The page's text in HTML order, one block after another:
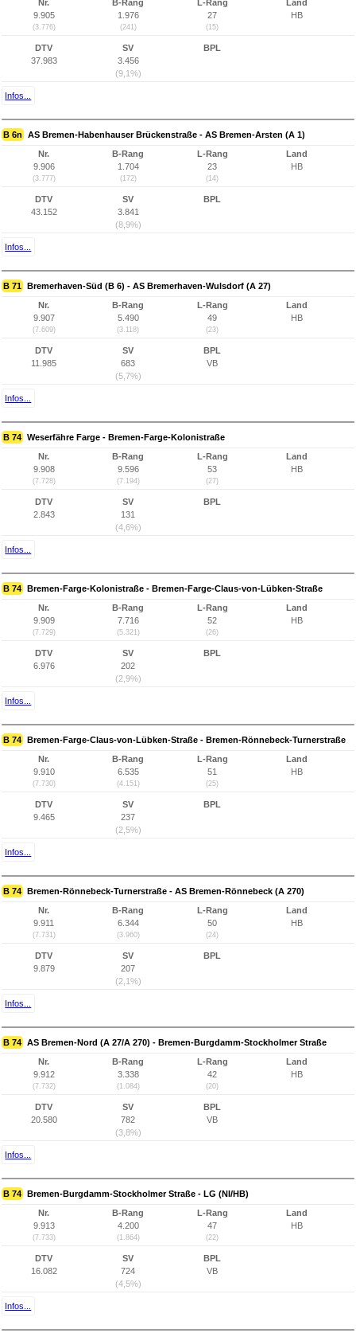
Nr.
9.905
(3.776)
B-Rang
1.976
(241)
L-Rang
27
(15)
Land
HB
DTV
37.983
SV
3.456
(9,1%)
BPL
Infos...
B 6n AS Bremen-Habenhauser Brückenstraße - AS Bremen-Arsten (A 1)
Nr.
9.906
(3.777)
B-Rang
1.704
(172)
L-Rang
23
(14)
Land
HB
DTV
43.152
SV
3.841
(8,9%)
BPL
Infos...
B 71 Bremerhaven-Süd (B 6) - AS Bremerhaven-Wulsdorf (A 27)
Nr.
9.907
(7.609)
B-Rang
5.490
(3.118)
L-Rang
49
(23)
Land
HB
DTV
11.985
SV
683
(5,7%)
BPL
VB
Infos...
B 74 Weserfähre Farge - Bremen-Farge-Kolonistraße
Nr.
9.908
(7.728)
B-Rang
9.596
(7.194)
L-Rang
53
(27)
Land
HB
DTV
2.843
SV
131
(4,6%)
BPL
Infos...
B 74 Bremen-Farge-Kolonistraße - Bremen-Farge-Claus-von-Lübken-Straße
Nr.
9.909
(7.729)
B-Rang
7.716
(5.321)
L-Rang
52
(26)
Land
HB
DTV
6.976
SV
202
(2,9%)
BPL
Infos...
B 74 Bremen-Farge-Claus-von-Lübken-Straße - Bremen-Rönnebeck-Turnerstraße
Nr.
9.910
(7.730)
B-Rang
6.535
(4.151)
L-Rang
51
(25)
Land
HB
DTV
9.465
SV
237
(2,5%)
BPL
Infos...
B 74 Bremen-Rönnebeck-Turnerstraße - AS Bremen-Rönnebeck (A 270)
Nr.
9.911
(7.731)
B-Rang
6.344
(3.960)
L-Rang
50
(24)
Land
HB
DTV
9.879
SV
207
(2,1%)
BPL
Infos...
B 74 AS Bremen-Nord (A 27/A 270) - Bremen-Burgdamm-Stockholmer Straße
Nr.
9.912
(7.732)
B-Rang
3.338
(1.084)
L-Rang
42
(20)
Land
HB
DTV
20.580
SV
782
(3,8%)
BPL
VB
Infos...
B 74 Bremen-Burgdamm-Stockholmer Straße - LG (NI/HB)
Nr.
9.913
(7.733)
B-Rang
4.200
(1.864)
L-Rang
47
(22)
Land
HB
DTV
16.082
SV
724
(4,5%)
BPL
VB
Infos...